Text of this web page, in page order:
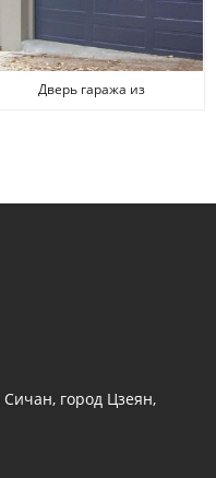
Дверь гаража из
город Цзеян,